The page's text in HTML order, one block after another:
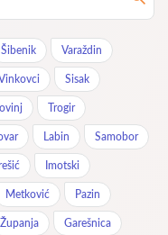
Šibenik Varaždin
Sisak
Trogir
Labin Samobor
Imotski
Metković Pazin
Županja Garešnica